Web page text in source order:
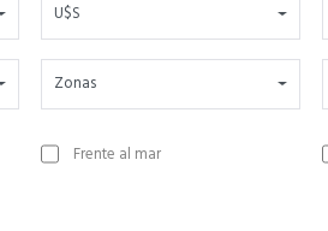
U$S
Zonas
Frente al mar